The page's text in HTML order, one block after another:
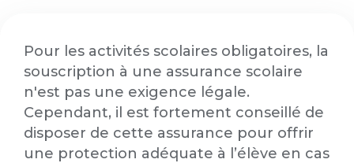
Pour les activités scolaires obligatoires, la
souscription à une assurance scolaire
n'est pas une exigence légale.
Cependant, il est fortement conseillé de
disposer de cette assurance pour offrir
une protection adéquate à l’élève en cas